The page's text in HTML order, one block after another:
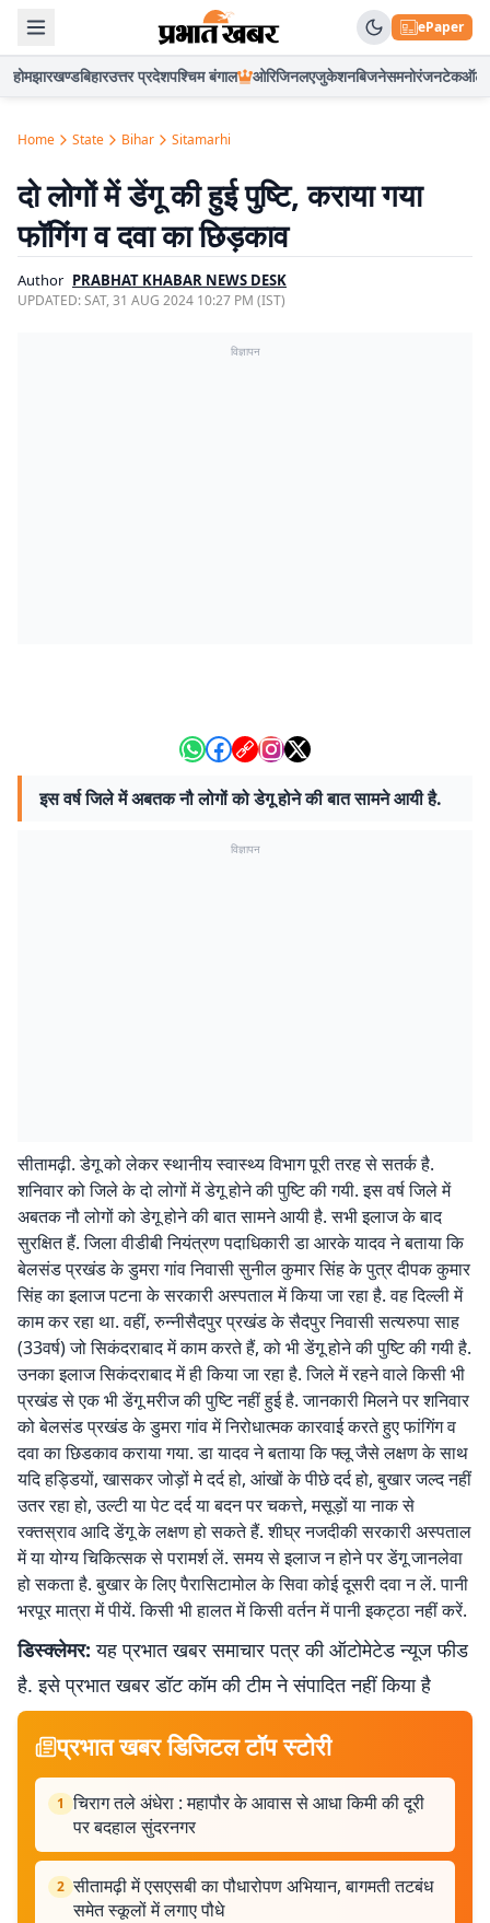
ePaper
होमझारखण्डबिहारउत्तर प्रदेशपश्चिम बंगाल ओरिजिनलएजुकेशनबिजनेसमनोरंजनटेकऑटो
Home State Bihar Sitamarhi
दो लोगों में डेंगू की हुई पुष्टि, कराया गया
फॉगिंग व दवा का छिड़काव
Author PRABHAT KHABAR NEWS DESK
UPDATED:SAT, 31 AUG 2024 10:27 PM (IST)
विज्ञापन
इस वर्ष जिले में अबतक नौ लोगों को डेगू होने की बात सामने आयी है.
विज्ञापन
सीतामढ़ी. डेगू को लेकर स्थानीय स्वास्थ्य विभाग पूरी तरह से सतर्क है.
शनिवार को जिले के दो लोगों में डेगू होने की पुष्टि की गयी. इस वर्ष जिले में
अबतक नौ लोगों को डेगू होने की बात सामने आयी है. सभी इलाज के बाद
सुरक्षित हैं. जिला वीडीबी नियंत्रण पदाधिकारी डा आरके यादव ने बताया कि
बेलसंड प्रखंड के डुमरा गांव निवासी सुनील कुमार सिंह के पुत्र दीपक कुमार
सिंह का इलाज पटना के सरकारी अस्पताल में किया जा रहा है. वह दिल्ली में
काम कर रहा था. वहीं, रुन्नीसैदपुर प्रखंड के सैदपुर निवासी सत्यरुपा साह
(33वर्ष) जो सिकंदराबाद में काम करते हैं, को भी डेंगू होने की पुष्टि की गयी है.
उनका इलाज सिकंदराबाद में ही किया जा रहा है. जिले में रहने वाले किसी भी
प्रखंड से एक भी डेंगू मरीज की पुष्टि नहीं हुई है. जानकारी मिलने पर शनिवार
को बेलसंड प्रखंड के डुमरा गांव में निरोधात्मक कारवाई करते हुए फांगिंग व
दवा का छिडकाव कराया गया. डा यादव ने बताया कि फ्लू जैसे लक्षण के साथ
यदि हड्डियों, खासकर जोड़ों मे दर्द हो, आंखों के पीछे दर्द हो, बुखार जल्द नहीं
उतर रहा हो, उल्टी या पेट दर्द या बदन पर चकत्ते, मसूड़ों या नाक से
रक्तस्राव आदि डेंगू के लक्षण हो सकते हैं. शीघ्र नजदीकी सरकारी अस्पताल
में या योग्य चिकित्सक से परामर्श लें. समय से इलाज न होने पर डेंगू जानलेवा
हो सकता है. बुखार के लिए पैरासिटामोल के सिवा कोई दूसरी दवा न लें. पानी
भरपूर मात्रा में पीयें. किसी भी हालत में किसी वर्तन में पानी इकट्ठा नहीं करें.
डिस्क्लेमर: यह प्रभात खबर समाचार पत्र की ऑटोमेटेड न्यूज फीड
है. इसे प्रभात खबर डॉट कॉम की टीम ने संपादित नहीं किया है
प्रभात खबर डिजिटल टॉप स्टोरी
1 चिराग तले अंधेरा : महापौर के आवास से आधा किमी की दूरी
पर बदहाल सुंदरनगर
2 सीतामढ़ी में एसएसबी का पौधारोपण अभियान, बागमती तटबंध
समेत स्कूलों में लगाए पौधे